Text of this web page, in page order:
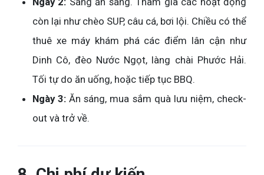
còn lại như chèo SUP, câu cá, bơi lội. Chiều có thể
thuê xe máy khám phá các điểm lân cận như
Dinh Cô, đèo Nước Ngọt, làng chài Phước Hải.
Tối tự do ăn uống, hoặc tiếp tục BBQ.
Ngày 3: Ăn sáng, mua sắm quà lưu niệm, check-
out và trở về.